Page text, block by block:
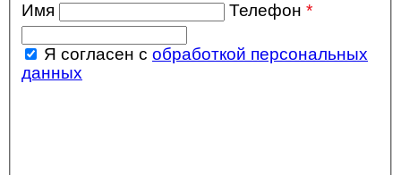
Имя Телефон *
Я согласен с обработкой персональных
данных